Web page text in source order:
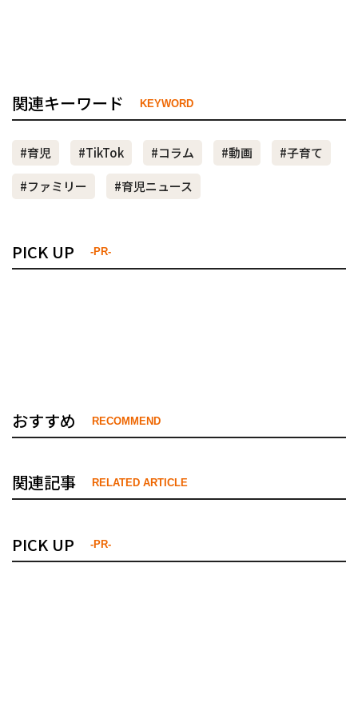
関連キーワード KEYWORD
#育児 #TikTok #コラム #動画
#子育て
#ファミリー
#育児ニュース
PICK UP -PR-
おすすめ RECOMMEND
関連記事 RELATED ARTICLE
PICK UP -PR-